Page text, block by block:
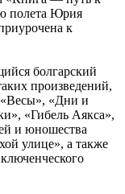
полета Юрия
к
болгарский
произведений,
«Весы», «Дни и
«Гибель Аякса»,
и юношества
улице», а также